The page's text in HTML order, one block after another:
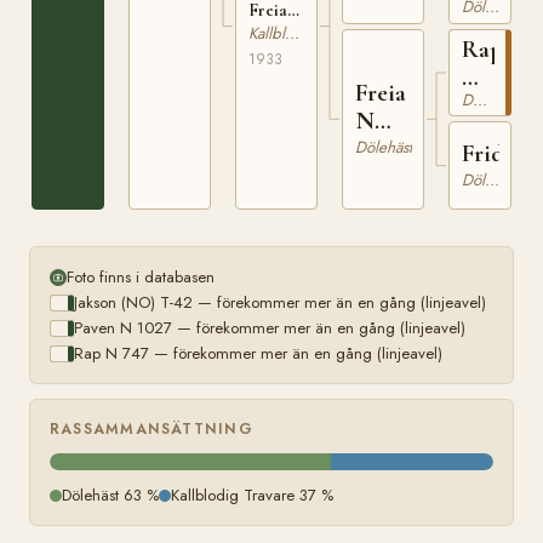
Freia
(NO) N
14526
Kallblodig Travare
1933
Freia
N
9009
Dölehäst
5645
Dölehäst
Rap
N
747
Dölehäst
Frida
Dölehäst
Foto finns i databasen
Jakson (NO) T-42 — förekommer mer än en gång (linjeavel)
Paven N 1027 — förekommer mer än en gång (linjeavel)
Rap N 747 — förekommer mer än en gång (linjeavel)
RASSAMMANSÄTTNING
Dölehäst 63 % Kallblodig Travare 37 %